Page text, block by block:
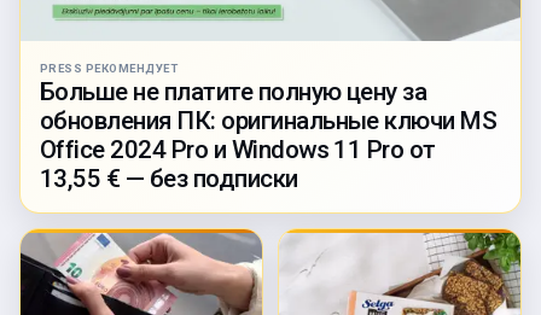
PRESS РЕКОМЕНДУЕТ
Больше не платите полную цену за
обновления ПК: оригинальные ключи MS
Office 2024 Pro и Windows 11 Pro от
13,55 € — без подписки